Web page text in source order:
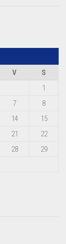
V
S
1
7
8
14
15
21
22
28
29